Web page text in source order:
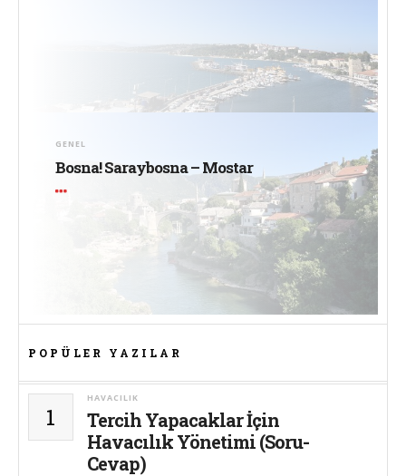
GENEL
Bosna! Saraybosna – Mostar
POPÜLER YAZILAR
1
HAVACILIK
Tercih Yapacaklar İçin
Havacılık Yönetimi (Soru-
Cevap)